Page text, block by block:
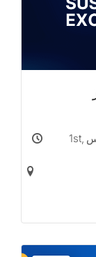
أغسطس 1st, 2024 | 02:00 مساءً - أغسطس 1st,